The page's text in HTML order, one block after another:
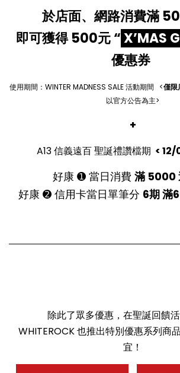
於店面、網路消費滿
即可獲得 500元 “X’MAS
優惠券
使用期間：WINTER MADNESS SALE 活動期間⠀<僅限
以官方公告為主>
+
A13 信義遠百聖誕禮讚檔期 <
好康 ➊ 當日消費 滿 5000
好康 ➋ 信用卡當日單筆分 6期 滿
除此了眾多優惠，在聖誕回饋活
WHITEROCK 也推出特別優惠系列商
宜！